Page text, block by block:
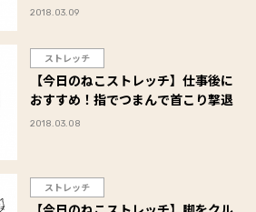
2018.03.09
ストレッチ
【今日のねこストレッチ】仕事後に
おすすめ！指でつまんで首こり撃退
2018.03.08
ストレッチ